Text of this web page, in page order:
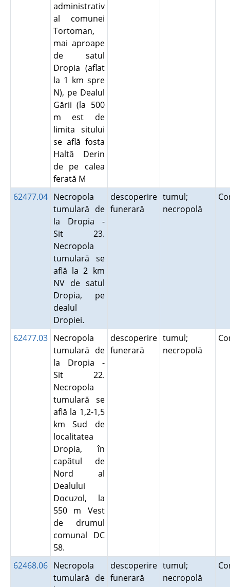
administrativ
al comunei
Tortoman,
mai aproape
de satul
Dropia (aflat
la 1 km spre
N), pe Dealul
Gării (la 500
m est de
limita sitului
se află fosta
Haltă Derin
de pe calea
ferată M
62477.04 Necropola
tumulară de
la Dropia -
Sit 23.
Necropola
tumulară se
află la 2 km
NV de satul
Dropia, pe
dealul
Dropiei.
descoperire
funerară
tumul;
necropolă
62477.03 Necropola
tumulară de
la Dropia -
Sit 22.
Necropola
tumulară se
află la 1,2-1,5
km Sud de
localitatea
Dropia, în
capătul de
Nord al
Dealului
Docuzol, la
550 m Vest
de drumul
comunal DC
58.
descoperire
funerară
tumul;
necropolă
62468.06 Necropola
tumulară de
descoperire
funerară
tumul;
necropolă